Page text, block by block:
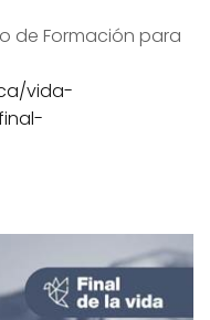
de Formación para
vida-